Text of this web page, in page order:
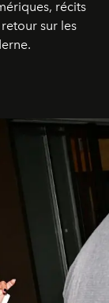
récits
sur les